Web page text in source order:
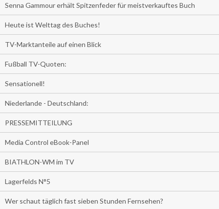
Senna Gammour erhält Spitzenfeder für meistverkauftes Buch
Heute ist Welttag des Buches!
TV-Marktanteile auf einen Blick
Fußball TV-Quoten:
Sensationell!
Niederlande - Deutschland:
PRESSEMITTEILUNG
Media Control eBook-Panel
BIATHLON-WM im TV
Lagerfelds N°5
Wer schaut täglich fast sieben Stunden Fernsehen?